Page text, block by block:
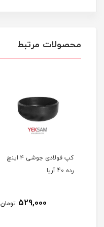
محصولات مرتبط
کپ فولادی جوشی ۴ اینچ
رده 40 آریا
529,000 تومان